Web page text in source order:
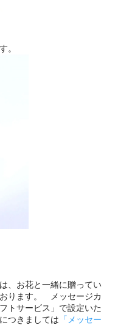
。
、お花と一緒に贈ってい
ります。 メッセージカ
トサービス」で設定いた
つきましては 「メッセー